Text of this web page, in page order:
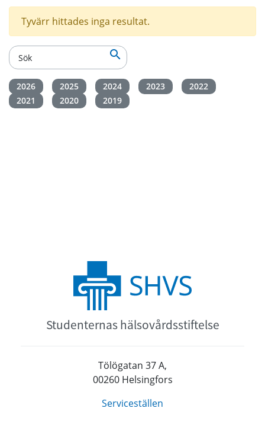
Tyvärr hittades inga resultat.

2026 2025 2024 2023
2022
2021
2020 2019
Studenternas hälsovårdsstiftelse
Tölögatan 37 A,
00260 Helsingfors
Serviceställen